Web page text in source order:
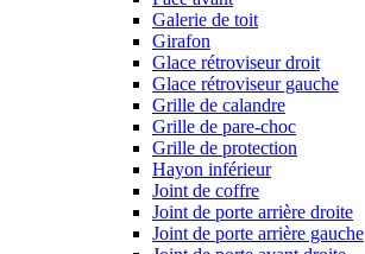
Galerie de toit
Girafon
Glace rétroviseur droit
Glace rétroviseur gauche
Grille de calandre
Grille de pare-choc
Grille de protection
Hayon inférieur
Joint de coffre
Joint de porte arrière droite
Joint de porte arrière gauche